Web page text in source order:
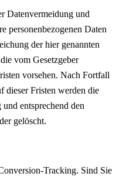
Datenvermeidung und
personenbezogenen Daten
der hier genannten
vom Gesetzgeber
vorsehen. Nach Fortfall
dieser Fristen werden die
entsprechend den
gelöscht.
Tracking. Sind Sie